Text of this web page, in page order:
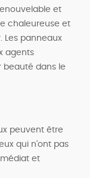
et
chaleureuse et
Les panneaux
agents
beauté dans le
peuvent être
qui n'ont pas
et